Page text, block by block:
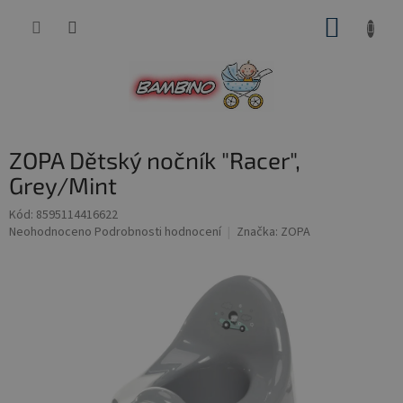
ZOPA Dětský nočník "Racer",
Grey/Mint
Kód: 8595114416622
Průměrné
Neohodnoceno Podrobnosti hodnocení Značka: ZOPA